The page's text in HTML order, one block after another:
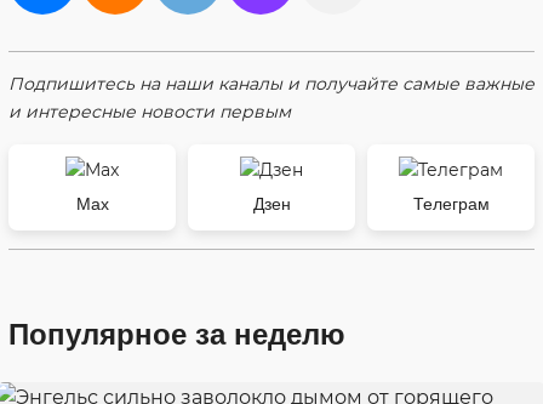
Подпишитесь на наши каналы и получайте самые важные
и интересные новости первым
Max Дзен Телеграм
Популярное за неделю